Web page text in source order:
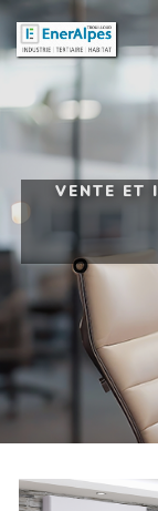
VENTE ET
Panneau de gestion